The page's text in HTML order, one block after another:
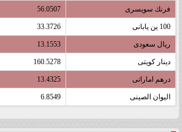
فرنك سويسرى 56.0507
100 ين يابانى 33.3726
ريال سعودى 13.1553
دينار كويتى 160.5278
درهم اماراتى 13.4325
اليوان الصينى 6.8549